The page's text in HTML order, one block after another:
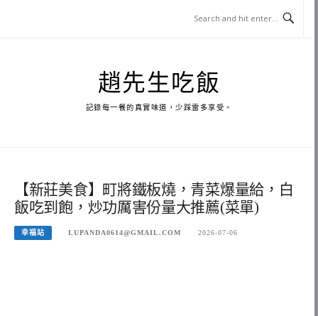
趙先生吃飯
記錄每一餐的真實味道，少踩雷多享受。
【新莊美食】町將鐵板燒，青菜爆量給，白
飯吃到飽，炒功厲害份量大推薦(菜單)
幸福站 LUPANDA0614@GMAIL.COM 2026-07-06